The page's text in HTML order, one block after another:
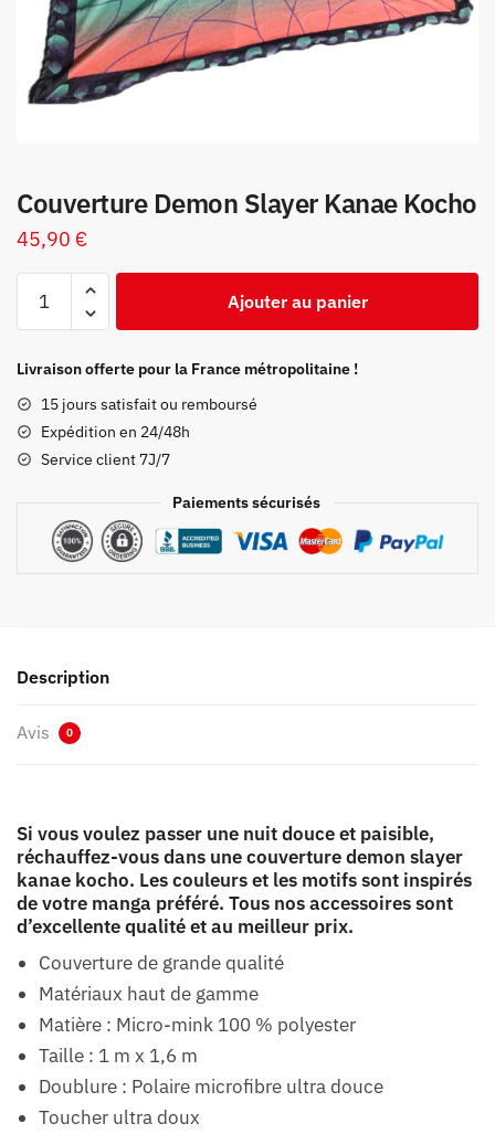
Couverture Demon Slayer Kanae Kocho
45,90 €
Demon
Kanae
Kocho
Ajouter au panier
Livraison offerte pour la France métropolitaine !
15 jours satisfait ou remboursé
Expédition en 24/48h
Service client 7J/7
Paiements sécurisés
Description
Avis 0
Si vous voulez passer une nuit douce et paisible,
réchauffez-vous dans une couverture demon slayer
kanae kocho. Les couleurs et les motifs sont inspirés
de votre manga préféré. Tous nos accessoires sont
d’excellente qualité et au meilleur prix.
Couverture de grande qualité
Matériaux haut de gamme
Matière : Micro-mink 100 % polyester
Taille : 1 m x 1,6 m
Doublure : Polaire microfibre ultra douce
Toucher ultra doux